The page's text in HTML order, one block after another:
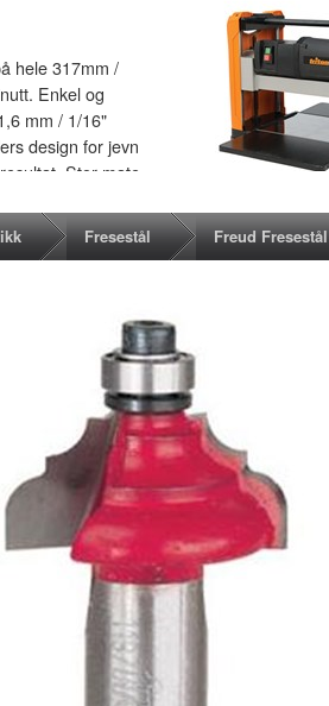
hele 317mm /
Enkel og
mm / 1/16"
design for jevn
Stor mate
effektiv
Fresestål Freud Fresestål